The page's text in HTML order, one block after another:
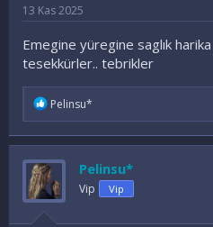
13 Kas 2025
Emegine yüregine saglık
tesekkürler.. tebrikler
İ
d
e
l
e
r
:
Pelinsu*
Pelinsu*
Vip Vip